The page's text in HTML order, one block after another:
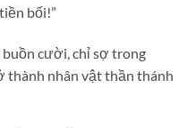
bối!”
buồn cười, chỉ sợ trong
thành nhân vật thần thánh